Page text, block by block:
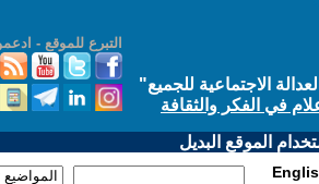
التبرع للموقع -
الاجتماعية للجميع"
في الفكر والثقافة
الموقع البديل